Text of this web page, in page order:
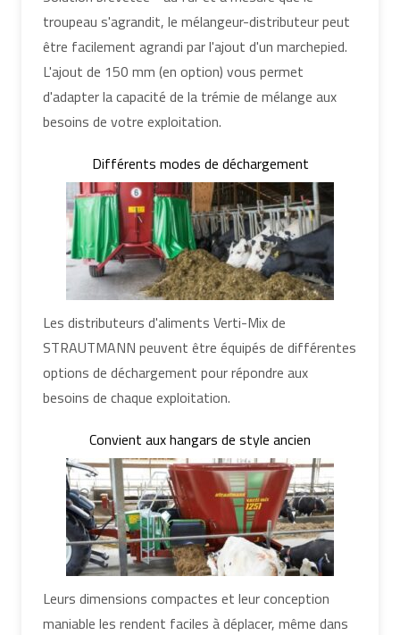
troupeau s'agrandit, le mélangeur-distributeur peut
être facilement agrandi par l'ajout d'un marchepied.
L'ajout de 150 mm (en option) vous permet
d'adapter la capacité de la trémie de mélange aux
besoins de votre exploitation.
Différents modes de déchargement
Les distributeurs d'aliments Verti-Mix de
STRAUTMANN peuvent être équipés de différentes
options de déchargement pour répondre aux
besoins de chaque exploitation.
Convient aux hangars de style ancien
Leurs dimensions compactes et leur conception
maniable les rendent faciles à déplacer, même dans